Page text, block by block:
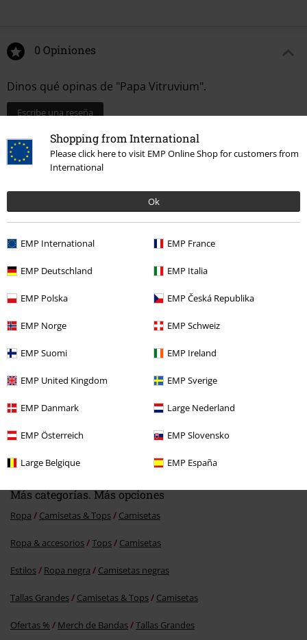
Shopping from International
Please click here to visit EMP Online Shop for customers from
International
Ok
EMP International EMP France
EMP Deutschland EMP Italia
EMP Polska EMP Česká Republika
EMP Norge EMP Schweiz
EMP Suomi EMP Ireland
EMP United Kingdom EMP Sverige
EMP Danmark Large Nederland
EMP Österreich EMP Slovensko
Large Belgique EMP España
0 Opiniones
Dinos qué opinas de "Papa Vitruvium".
Escribe una reseña
16,99 €
Más categorías. Más opciones
Ropa Camisetas & Tops Camisetas
Ropa & accesorios Tops Camisetas
Estilos Ropa negra Camisetas negras
Tallas Grandes Camisetas & Tops Camisetas
Ofertas % Merch de Bandas Tallas Grandes